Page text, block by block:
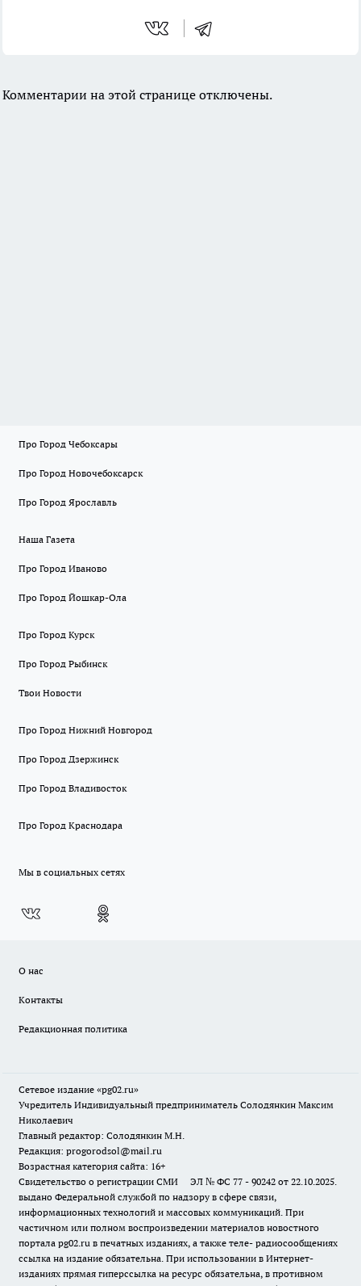
Комментарии на этой странице отключены.
Про Город Чебоксары
Про Город Новочебоксарск
Про Город Ярославль
Наша Газета
Про Город Иваново
Про Город Йошкар-Ола
Про Город Курск
Про Город Рыбинск
Твои Новости
Про Город Нижний Новгород
Про Город Дзержинск
Про Город Владивосток
Про Город Краснодара
Мы в социальных сетях
О нас
Контакты
Редакционная политика
Сетевое издание «pg02.ru»
Учредитель Индивидуальный предприниматель Солодянкин Максим
Николаевич
Главный редактор: Солодянкин М.Н.
Редакция: progorodsol@mail.ru
Возрастная категория сайта: 16+
Свидетельство о регистрации СМИ ЭЛ № ФС 77 - 90242 от 22.10.2025.
выдано Федеральной службой по надзору в сфере связи,
информационных технологий и массовых коммуникаций. При
частичном или полном воспроизведении материалов новостного
портала pg02.ru в печатных изданиях, а также теле- радиосообщениях
ссылка на издание обязательна. При использовании в Интернет-
изданиях прямая гиперссылка на ресурс обязательна, в противном